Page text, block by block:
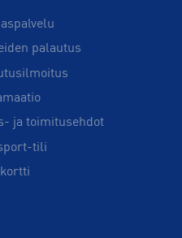
palautus
ja toimitusehdot
tili